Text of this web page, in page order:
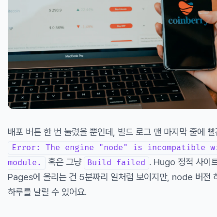
배포 버튼 한 번 눌렀을 뿐인데, 빌드 로그 맨 마지막 줄에
Error: The engine "node" is incompatible
module.
혹은 그냥 Build failed . Hugo 정적 사이
Pages에 올리는 건 5분짜리 일처럼 보이지만, node 버전
하루를 날릴 수 있어요.